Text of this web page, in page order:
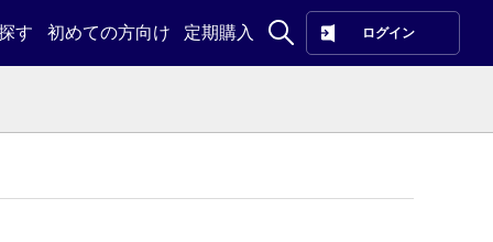
す 初めての方向け 定期購入 ログイン